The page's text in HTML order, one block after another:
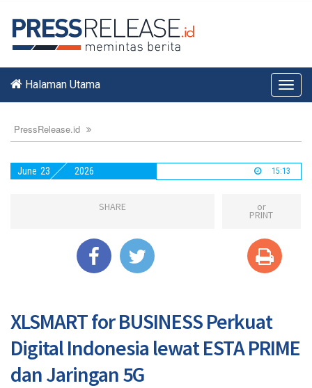
Halaman Utama
PressRelease.id
June 23 2026 15:13
SHARE or
PRINT
XLSMART for BUSINESS Perkuat
Digital Indonesia lewat ESTA PRIME
dan Jaringan 5G